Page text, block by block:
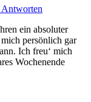
ein absoluter
persönlich gar
Ich freu‘ mich
Wochenende